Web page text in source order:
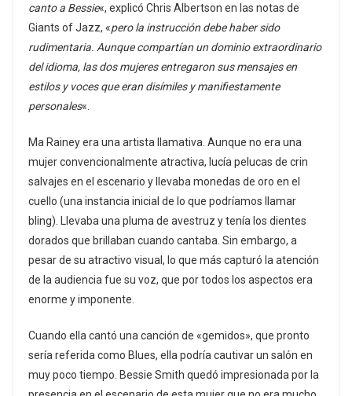
canto a Bessie«, explicó Chris Albertson en las notas de
Giants of Jazz, «pero la instrucción debe haber sido
rudimentaria. Aunque compartían un dominio extraordinario
del idioma, las dos mujeres entregaron sus mensajes en
estilos y voces que eran disímiles y manifiestamente
personales«.
Ma Rainey era una artista llamativa. Aunque no era una
mujer convencionalmente atractiva, lucía pelucas de crin
salvajes en el escenario y llevaba monedas de oro en el
cuello (una instancia inicial de lo que podríamos llamar
bling). Llevaba una pluma de avestruz y tenía los dientes
dorados que brillaban cuando cantaba. Sin embargo, a
pesar de su atractivo visual, lo que más capturó la atención
de la audiencia fue su voz, que por todos los aspectos era
enorme y imponente.
Cuando ella cantó una canción de «gemidos», que pronto
sería referida como Blues, ella podría cautivar un salón en
muy poco tiempo. Bessie Smith quedó impresionada por la